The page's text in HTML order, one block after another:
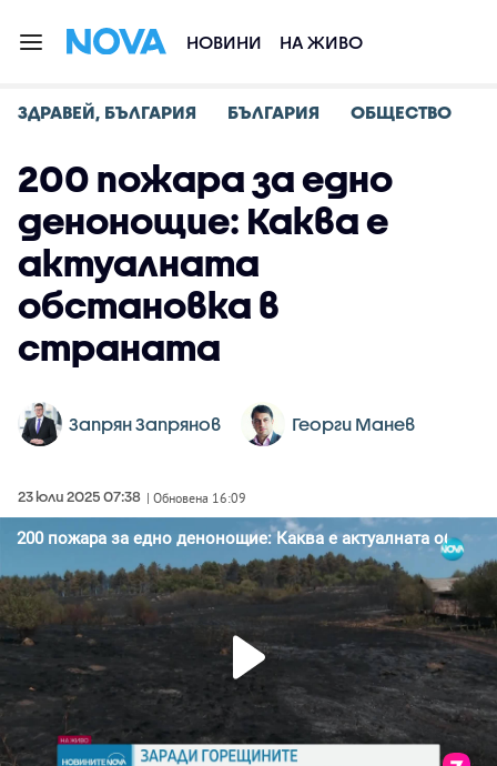
НОВИНИ НА ЖИВО
ЗДРАВЕЙ, БЪЛГАРИЯ БЪЛГАРИЯ ОБЩЕСТВО
200 пожара за едно
денонощие: Каква е
актуалната
обстановка в
страната
Запрян Запрянов Георги Манев
23 юли 2025 07:38 | Обновена 16:09